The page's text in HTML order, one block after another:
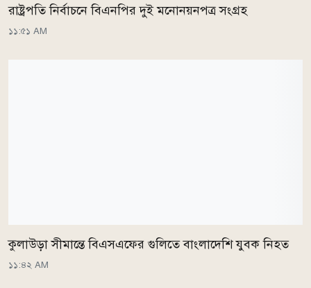
রাষ্ট্রপতি নির্বাচনে বিএনপির দুই মনোনয়নপত্র সংগ্রহ
১১:৫১ AM
কুলাউড়া সীমান্তে বিএসএফের গুলিতে বাংলাদেশি যুবক নিহত
১১:৪২ AM